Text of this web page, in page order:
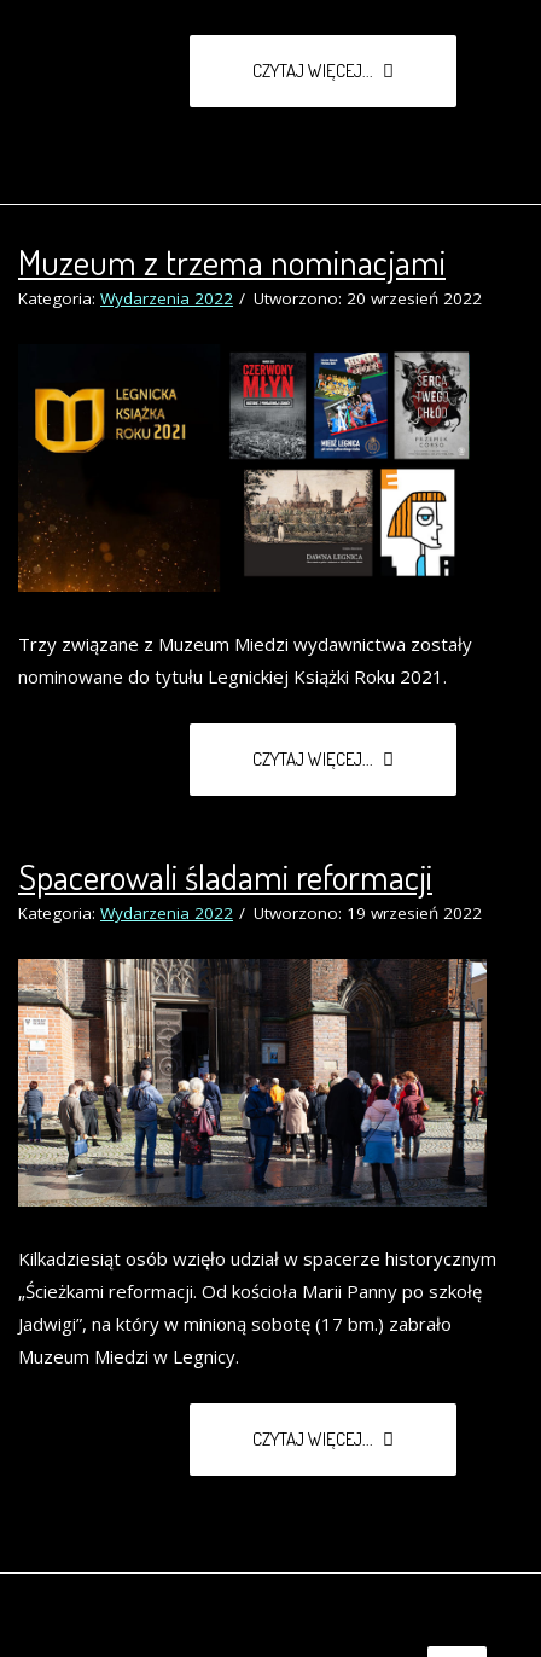
CZYTAJ WIĘCEJ...
Muzeum z trzema nominacjami
Kategoria: Wydarzenia 2022 Utworzono: 20 wrzesień 2022
Trzy związane z Muzeum Miedzi wydawnictwa zostały
nominowane do tytułu Legnickiej Książki Roku 2021.
CZYTAJ WIĘCEJ...
Spacerowali śladami reformacji
Kategoria: Wydarzenia 2022 Utworzono: 19 wrzesień 2022
Kilkadziesiąt osób wzięło udział w spacerze historycznym
„Ścieżkami reformacji. Od kościoła Marii Panny po szkołę
Jadwigi”, na który w minioną sobotę (17 bm.) zabrało
Muzeum Miedzi w Legnicy.
CZYTAJ WIĘCEJ...